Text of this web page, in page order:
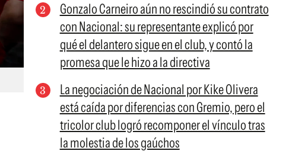
Gonzalo Carneiro aún no rescindió su contrato
con Nacional: su representante explicó por
qué el delantero sigue en el club, y contó la
promesa que le hizo a la directiva
La negociación de Nacional por Kike Olivera
está caída por diferencias con Gremio, pero el
tricolor club logró recomponer el vínculo tras
la molestia de los gaúchos